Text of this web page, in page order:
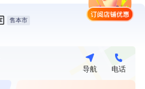
售本市
导航 电话